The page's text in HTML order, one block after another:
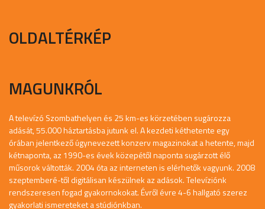
OLDALTÉRKÉP
MAGUNKRÓL
A televízó Szombathelyen és 25 km-es körzetében sugározza
adását, 55.000 háztartásba jutunk el. A kezdeti kéthetente egy
órában jelentkező úgynevezett konzerv magazinokat a hetente, majd
kétnaponta, az 1990-es évek közepétől naponta sugárzott élő
műsorok váltották. 2004 óta az interneten is elérhetők vagyunk. 2008
szeptemberé-től digitálisan készülnek az adások. Televíziónk
rendszeresen fogad gyakornokokat. Évről évre 4-6 hallgató szerez
gyakorlati ismereteket a stúdiónkban.